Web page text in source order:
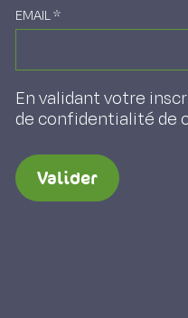
EMAIL*
En validant votre
de confidentialité de
Valider